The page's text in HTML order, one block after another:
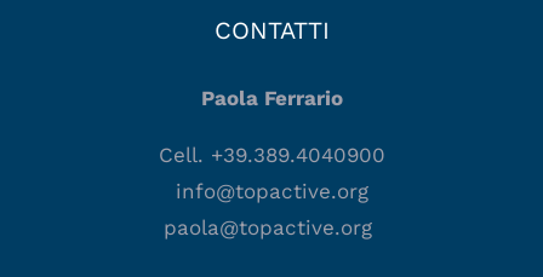
CONTATTI
Paola Ferrario
Cell. +39.389.4040900
info@topactive.org
paola@topactive.org